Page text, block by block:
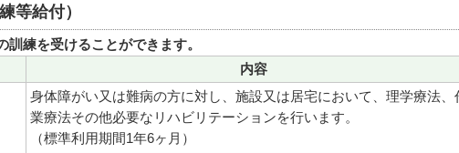
等給付）
練を受けることができます。
内容
身体障がい又は難病の方に対し、施設又は居宅において、理学療法、
業療法その他必要なリハビリテーションを行います。
（標準利用期間1年6ヶ月）